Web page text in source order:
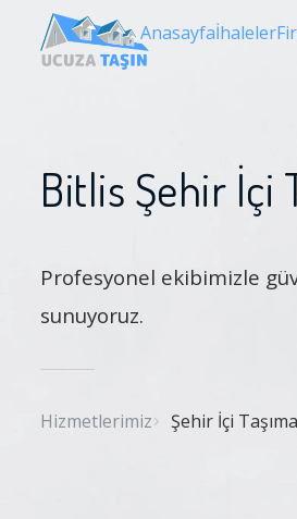
Anasayfaİhaleler
Bitlis Şehir İçi
Profesyonel ekibimizle
sunuyoruz.
Hizmetlerimiz Şehir İçi Taşıma